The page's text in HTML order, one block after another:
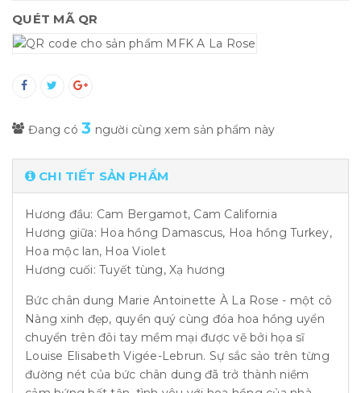
QUÉT MÃ QR
Đang có 3 người cùng xem sản phẩm này
CHI TIẾT SẢN PHẨM
Hương đầu: Cam Bergamot, Cam California
Hương giữa: Hoa hồng Damascus, Hoa hồng Turkey,
Hoa mộc lan, Hoa Violet
Hương cuối: Tuyết tùng, Xạ hương
Bức chân dung Marie Antoinette À La Rose - một cô
Nàng xinh đẹp, quyền quý cùng đóa hoa hồng uyển
chuyển trên đôi tay mềm mại được vẽ bởi họa sĩ
Louise Elisabeth Vigée-Lebrun. Sự sắc sảo trên từng
đường nét của bức chân dung đã trở thành niềm